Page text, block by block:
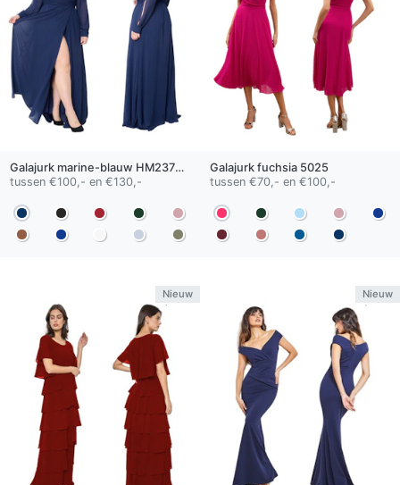
Galajurk marine-blauw HM2378QS
tussen €100,- en €130,-
Galajurk fuchsia5025
tussen €70,- en €100,-
Nieuw Nieuw